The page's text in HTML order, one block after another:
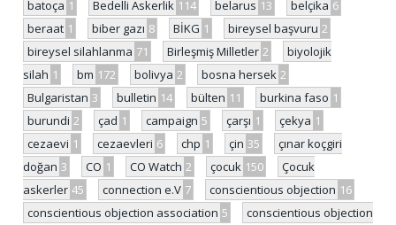
batoça 1 Bedelli Askerlik 114 belarus 13 belçika 6
beraat 1 biber gazı 8 BİKG 1 bireysel başvuru 2
bireysel silahlanma 71 Birleşmiş Milletler 2
biyolojik
silah 1 bm 172 bolivya 2 bosna hersek 2
Bulgaristan 3 bulletin 14 bülten 11 burkina faso 1
burundi 2 çad 1 campaign 5 çarşı 1 çekya 1
cezaevi 1 cezaevleri 6 chp 1 çin 35
çınar koçgiri
doğan 3 CO 1 CO Watch 2 çocuk 150
Çocuk
askerler 45 connection e.V 7 conscientious objection 16
conscientious objection association 5
conscientious objection